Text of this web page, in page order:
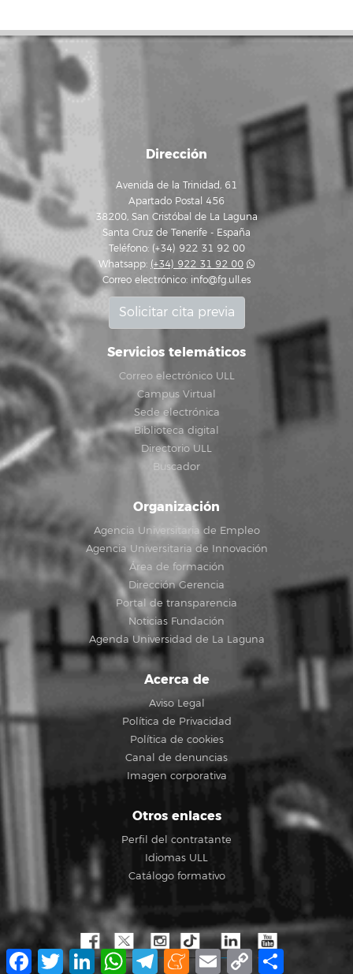
Dirección
Avenida de la Trinidad, 61
Apartado Postal 456
38200, San Cristóbal de La Laguna
Santa Cruz de Tenerife - España
Teléfono: (+34) 922 31 92 00
Whatsapp: (+34) 922 31 92 00
Correo electrónico: info@fg.ull.es
Solicitar cita previa
Servicios telemáticos
Correo electrónico ULL
Campus Virtual
Sede electrónica
Biblioteca digital
Directorio ULL
Buscador
Organización
Agencia Universitaria de Empleo
Agencia Universitaria de Innovación
Área de formación
Dirección Gerencia
Portal de transparencia
Noticias Fundación
Agenda Universidad de La Laguna
Acerca de
Aviso Legal
Política de Privacidad
Política de cookies
Canal de denuncias
Imagen corporativa
Otros enlaces
Perfil del contratante
Idiomas ULL
Catálogo formativo
Facebook
TwitterLinkedInWhatsApp
TelegramMeneame
Email Copy
Link